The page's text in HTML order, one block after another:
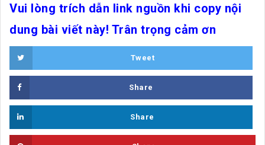
Vui lòng trích dẫn link nguồn khi copy nội
dung bài viết này! Trân trọng cảm ơn
Tweet
Share
Share